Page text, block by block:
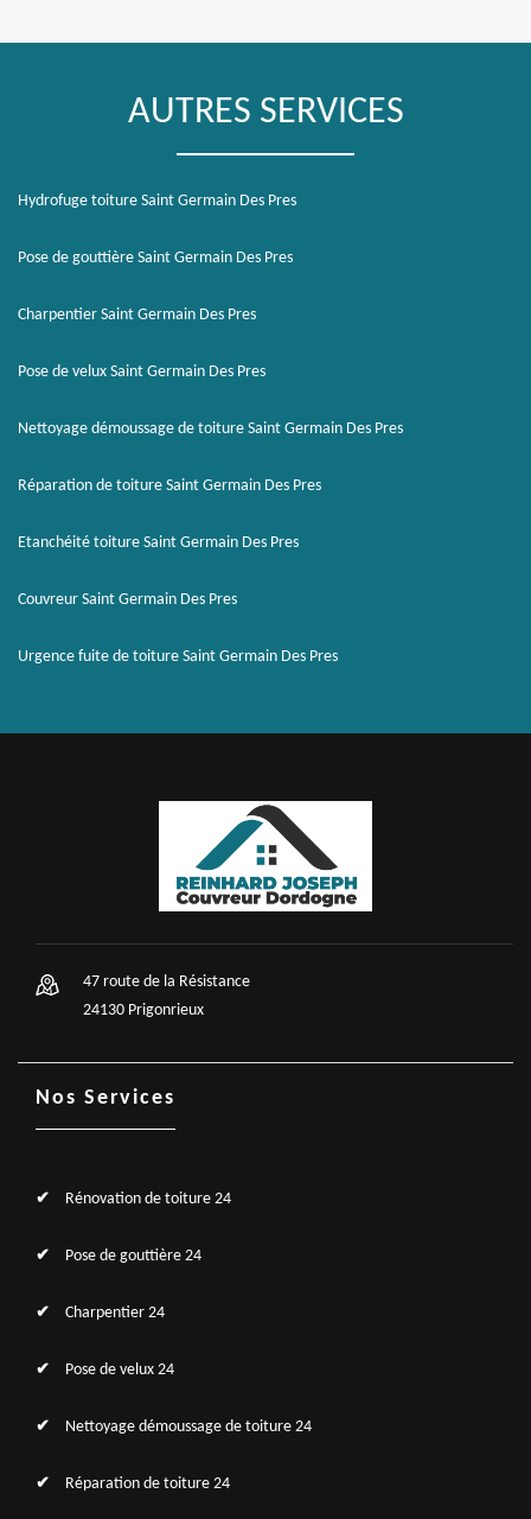
AUTRES SERVICES
Hydrofuge toiture Saint Germain Des Pres
Pose de gouttière Saint Germain Des Pres
Charpentier Saint Germain Des Pres
Pose de velux Saint Germain Des Pres
Nettoyage démoussage de toiture Saint Germain Des Pres
Réparation de toiture Saint Germain Des Pres
Etanchéité toiture Saint Germain Des Pres
Couvreur Saint Germain Des Pres
Urgence fuite de toiture Saint Germain Des Pres
47 route de la Résistance
24130 Prigonrieux
Nos Services
Rénovation de toiture 24
Pose de gouttière 24
Charpentier 24
Pose de velux 24
Nettoyage démoussage de toiture 24
Réparation de toiture 24